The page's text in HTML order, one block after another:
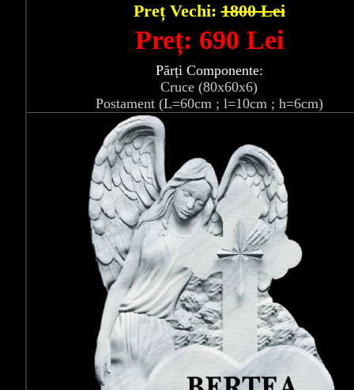
Preț Vechi:1800 Lei
Preț: 690 Lei
Părți Componente:
Cruce (80x60x6)
Postament (L=60cm ; l=10cm ; h=6cm)